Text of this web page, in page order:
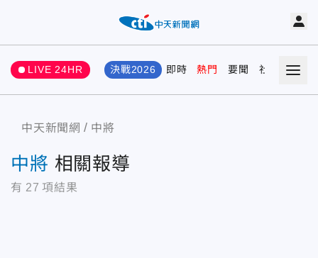
LIVE 24HR 決戰2026 即時 熱門 要聞 社會 娛樂
中天新聞網 中將
中將 相關報導
有 27 項結果